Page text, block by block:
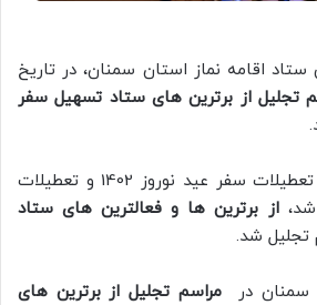
اقامه نماز استان سمنان، در تاریخ
تجلیل از برترین های ستاد تسهیل سفر
در این مراسم که ویژه تعطیلات سفر عید نوروز 1402 و تعطیلات
شد،از برترین ها و فعالترین های ستاد
تجلیل شد.
سمنان درمراسم تجلیل از برترین های